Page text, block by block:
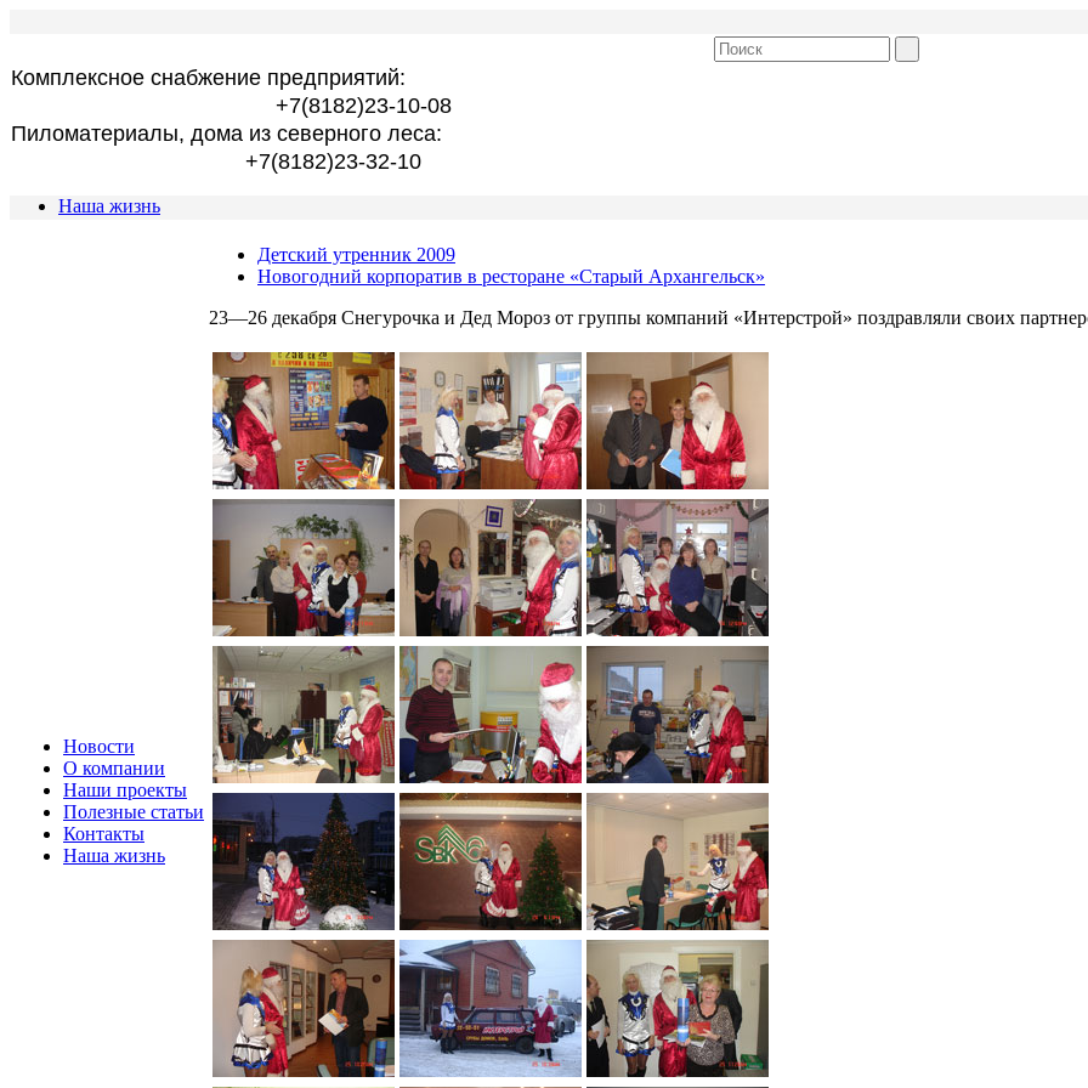
Комплексное снабжение предприятий:
+7(8182)23-10-08
Пиломатериалы, дома из северного леса:
+7(8182)23-32-10
Наша жизнь
Новости
О компании
Наши проекты
Полезные статьи
Контакты
Наша жизнь
Детский утренник 2009
Новогодний корпоратив в ресторане «Старый Архангельск»
23—26 декабря Снегурочка и Дед Мороз от группы компаний «Интерстрой» поздравляли своих